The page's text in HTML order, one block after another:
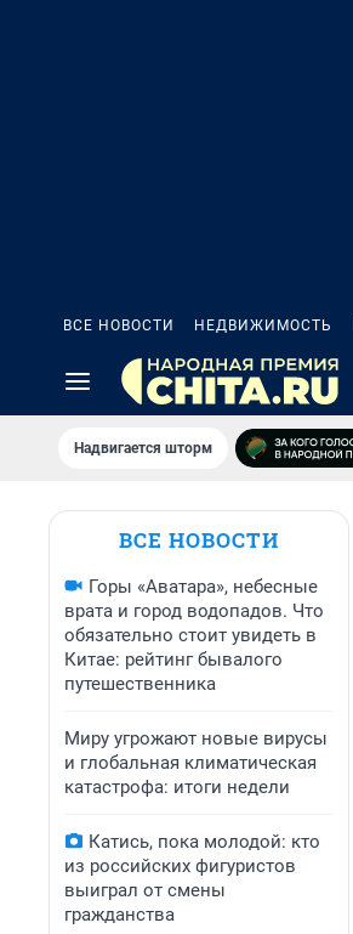
ВСЕ НОВОСТИ НЕДВИЖИМОСТЬ
Надвигается шторм
ВСЕ НОВОСТИ
Горы «Аватара», небесные
врата и город водопадов. Что
обязательно стоит увидеть в
Китае: рейтинг бывалого
путешественника
Миру угрожают новые вирусы
и глобальная климатическая
катастрофа: итоги недели
Катись, пока молодой: кто
из российских фигуристов
выиграл от смены
гражданства